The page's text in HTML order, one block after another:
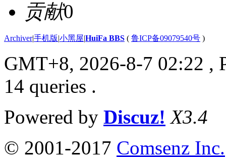
贡献0
Archiver|手机版|小黑屋|HuiFa BBS ( 鲁ICP备09079540号 )
GMT+8, 2026-8-7 02:22 ,
14 queries .
Powered by Discuz! X3.4
© 2001-2017 Comsenz Inc.